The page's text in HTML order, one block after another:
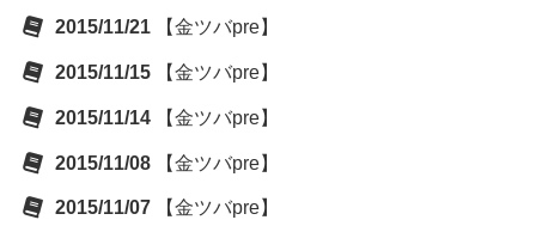
2015/11/21 【金ツバpre】
2015/11/15 【金ツバpre】
2015/11/14 【金ツバpre】
2015/11/08 【金ツバpre】
2015/11/07 【金ツバpre】